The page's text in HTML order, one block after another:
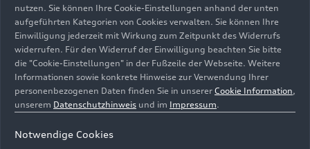
RS 6Avant
performance
Die Fakten
nutzen. Sie können Ihre Cookie-Einstellungen anhand der unten
aufgeführten Kategorien von Cookies verwalten. Sie können Ihre
Einwilligung jederzeit mit Wirkung zum Zeitpunkt des Widerrufs
widerrufen. Für den Widerruf der Einwilligung beachten Sie bitte
die "Cookie-Einstellungen" in der Fußzeile der Webseite. Weitere
Informationen sowie konkrete Hinweise zur Verwendung Ihrer
personenbezogenen Daten finden Sie in unserer Cookie Information,
unserem Datenschutzhinweis und im Impressum.
Notwendige Cookies